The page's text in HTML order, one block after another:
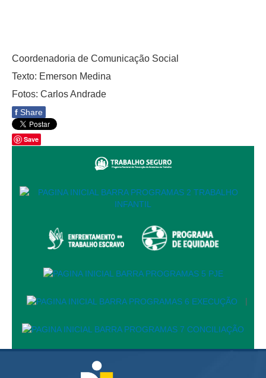
Audiências e Sessões
Calendário das Sessões da 1ª Turma 2026
Calendário de Sessões da 2ª Turma - 2026
Calendário das Sessões da 3ª Turma 2026
Cadastro de Peritos, Tradutores e Intérpretes
Calendário Geral
Calendário de Eventos passados
Calendário de Suspensão
Calendário da Justiça Itinerante
Coordenadoria de Comunicação Social
Texto: Emerson Medina
Fotos: Carlos Andrade
f Share
Save
|